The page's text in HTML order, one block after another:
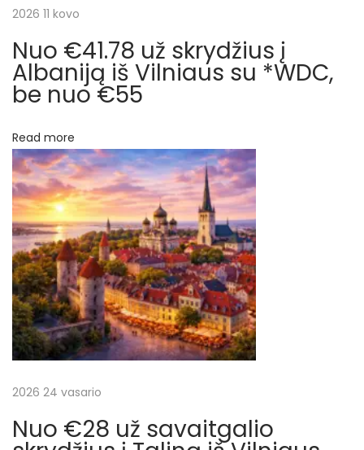
a
t
a
r
p
į
r
a
š
ų
r
i
u
e
l
į
,
B
e
l
g
i
j
i
R
2026 11 kovo
Nuo €41.78 už skrydžius į
Albaniją iš Vilniaus su *WDC,
be nuo €55
Read more
2026 24 vasario
Nuo €28 už savaitgalio